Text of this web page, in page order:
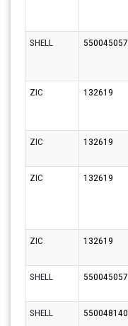
SHELL 550045057
ZIC 132619
ZIC 132619
ZIC
132619
ZIC 132619
SHELL
550045057
SHELL
550048140